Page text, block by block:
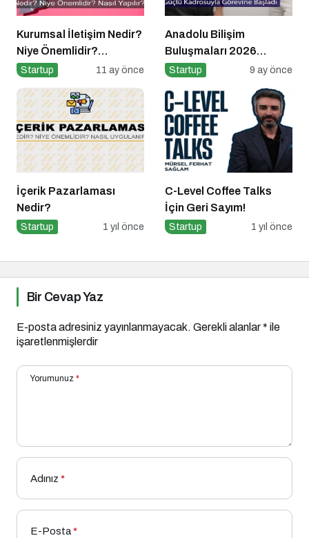
Kurumsal İletişim Nedir?
Niye Önemlidir?
Kurumsal İletişim Nasıl
Startup 11 ay önce
Anadolu Bilişim
Buluşmaları 2026
Danışma Kurulu Güçlü
Başladı
Startup 9 ay önce
İçerik Pazarlaması
Nedir?
Startup 1 yıl önce
C-Level Coffee Talks
İçin Geri Sayım!
Startup 1 yıl önce
Bir Cevap Yaz
E-posta adresiniz yayınlanmayacak. Gerekli alanlar* ile
işaretlenmişlerdir
Yorumunuz *
Adınız *
E-Posta*